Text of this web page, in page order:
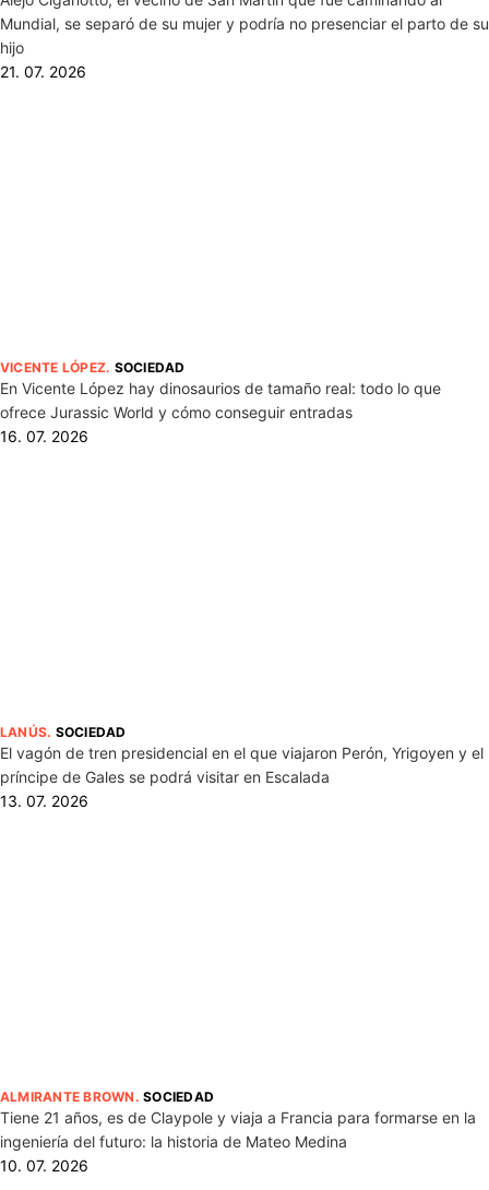
Mundial, se separó de su mujer y podría no presenciar el parto de su
hijo
21. 07. 2026
VICENTE LÓPEZ. SOCIEDAD
En Vicente López hay dinosaurios de tamaño real: todo lo que
ofrece Jurassic World y cómo conseguir entradas
16. 07. 2026
LANÚS. SOCIEDAD
El vagón de tren presidencial en el que viajaron Perón, Yrigoyen y el
príncipe de Gales se podrá visitar en Escalada
13. 07. 2026
ALMIRANTE BROWN .SOCIEDAD
Tiene 21 años, es de Claypole y viaja a Francia para formarse en la
ingeniería del futuro: la historia de Mateo Medina
10. 07. 2026